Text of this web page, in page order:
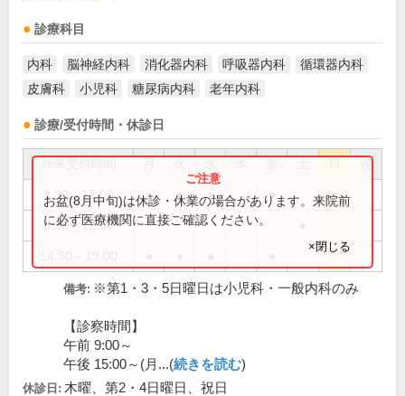
診療科目
内科 脳神経内科 消化器内科 呼吸器内科
循環器内科
皮膚科
小児科 糖尿病内科 老年内科
診療/受付時間・休診日
祝
8:30～12:00 ● ● ● ● ●
8:30～12:30
お盆(8月中旬)は休診・休業の場合があります。来院前
に必ず医療機関に直接ご確認ください。
×閉じる
備考: ※第1・3・5日曜日は小児科・一般内科のみ
【診察時間】
午前 9:00～
午後 15:00～(月...(続きを読む)
休診日: 木曜、第2・4日曜日、祝日